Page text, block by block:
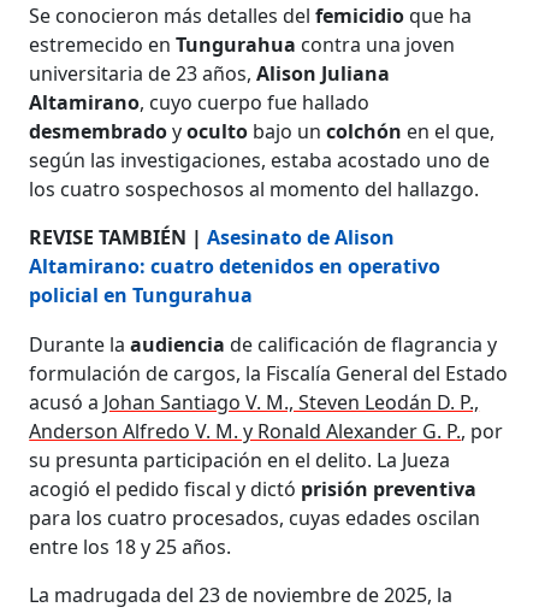
Se conocieron más detalles delfemicidioque ha
estremecido enTungurahua contra una joven
universitaria de 23 años,Alison Juliana
Altamirano, cuyo cuerpo fue hallado
desmembradoyoculto bajo uncolchón en el que,
según las investigaciones, estaba acostado uno de
los cuatro sospechosos al momento del hallazgo.
REVISE TAMBIÉN |Asesinato de Alison
Altamirano: cuatro detenidos en operativo
policial en Tungurahua
Durante laaudienciade calificación de flagrancia y
formulación de cargos, la Fiscalía General del Estado
acusó a Johan Santiago V. M., Steven Leodán D. P.,
Anderson Alfredo V. M. y Ronald Alexander G. P., por
su presunta participación en el delito. La Jueza
acogió el pedido fiscal y dictó prisión preventiva
para los cuatro procesados, cuyas edades oscilan
entre los 18 y 25 años.
La madrugada del 23 de noviembre de 2025, la